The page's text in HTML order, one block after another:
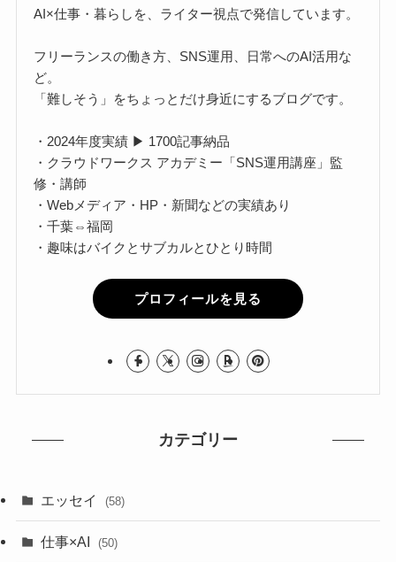
AI×仕事・暮らしを、ライター視点で発信しています。
フリーランスの働き方、SNS運用、日常へのAI活用な
ど。
「難しそう」をちょっとだけ身近にするブログです。
・2024年度実績 ▶ 1700記事納品
・クラウドワークス アカデミー「SNS運用講座」監
修・講師
・Webメディア・HP・新聞などの実績あり
・千葉⇔福岡
・趣味はバイクとサブカルとひとり時間
プロフィールを見る
カテゴリー
エッセイ (58)
仕事×AI (50)